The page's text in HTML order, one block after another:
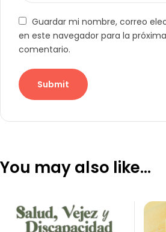
Guardar mi nombre, correo
en este navegador para la
comentario.
You may also like…